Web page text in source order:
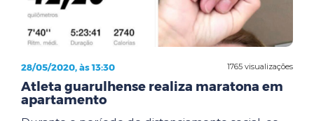
1765 visualizações
28/05/2020, às 13:30
Atleta guarulhense realiza maratona em
apartamento